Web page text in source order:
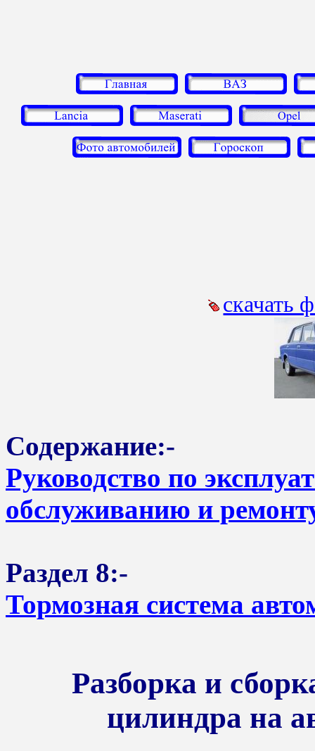
скачать
Содержание:-
Руководство по
обслуживанию и
Раздел 8:-
Тормозная система
Разборка и
цилиндра на